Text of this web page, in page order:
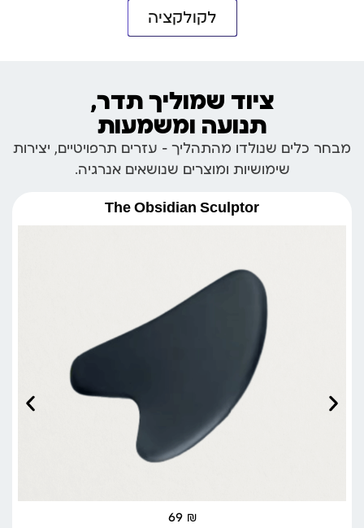
לקולקציה
ציוד שמוליך תדר,
תנועה ומשמעות
מבחר כלים שנולדו מהתהליך – עזרים תרפויטיים, יצירות
שימושיות ומוצרים שנושאים אנרגיה.
The Obsidian Sculptor
69 ₪